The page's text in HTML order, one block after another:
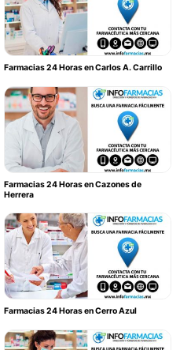
Farmacias 24 Horas en Carlos A. Carrillo
Farmacias 24 Horas en Cazones de
Herrera
Farmacias 24 Horas en Cerro Azul